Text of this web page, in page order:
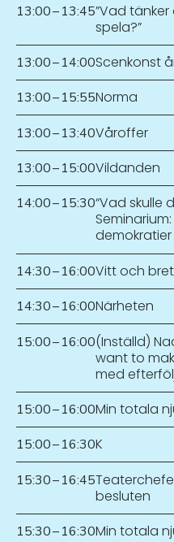
13:00–13:45”Vad
spela?”
13:00–14:00Scenkonst
13:00–15:55Norma
13:00–13:40Våroffer
13:00–15:00Vildanden
14:00–15:30“Vad skulle
demokratier
14:30–16:00Vitt och
14:30–16:00Närheten
15:00–16:00(Inställd)
want to
med
15:00–16:00Min totala
15:00–16:30K
15:30–16:45
besluten
15:30–16:30Min totala